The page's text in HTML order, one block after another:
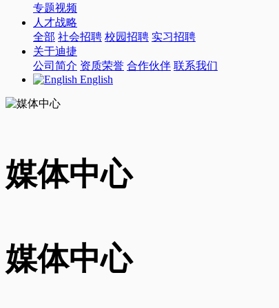
专题视频
人才战略
全部 社会招聘 校园招聘 实习招聘
关于迪捷
公司简介 资质荣誉 合作伙伴 联系我们
English
媒体中心
媒体中心